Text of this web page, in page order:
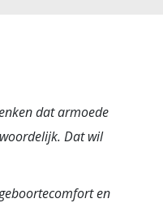
dat armoede
Dat wil
en